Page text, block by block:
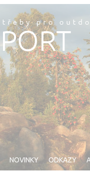
NOVINKY ODKAZY